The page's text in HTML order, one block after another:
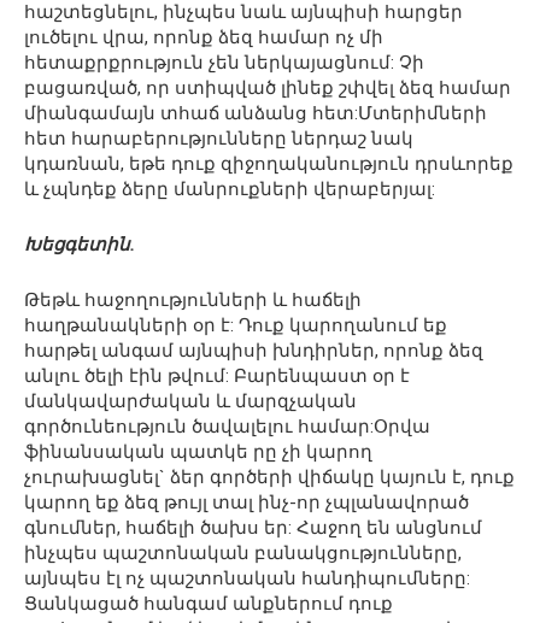
հաշտեցնելու, ինչպես նաև այնպիսի հարցեր
լուծելու վրա, որոնք ձեզ համար ոչ մի
հետաքրքրություն չեն ներկայացնում: Չի
բացառված, որ ստիպված լինեք շփվել ձեզ համար
միանգամայն տհաճ անձանց հետ:Մտերիմների
հետ հարաբերությունները ներդաշ նակ
կդառնան, եթե դուք զիջողականություն դրսևորեք
և չպնդեք ձերը մանրուքների վերաբերյալ:
Խեցգետին.
Թեթև հաջողությունների և հաճելի
հաղթանակների օր է: Դուք կարողանում եք
հարթել անգամ այնպիսի խնդիրներ, որոնք ձեզ
անլու ծելի էին թվում: Բարենպաստ օր է
մանկավարժական և մարզչական
գործունեություն ծավալելու համար:Օրվա
ֆինանսական պատկե րը չի կարող
չուրախացնել` ձեր գործերի վիճակը կայուն է, դուք
կարող եք ձեզ թույլ տալ ինչ-որ չպլանավորած
գնումներ, հաճելի ծախս եր: Հաջող են անցնում
ինչպես պաշտոնական բանակցությունները,
այնպես էլ ոչ պաշտոնական հանդիպումները:
Ցանկացած հանգամ անքներում դուք